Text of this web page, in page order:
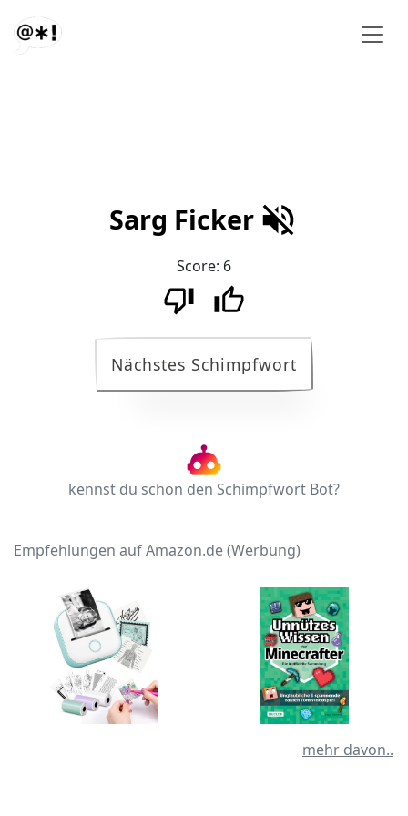
Sarg Ficker
Score: 6
Nächstes Schimpfwort
kennst du schon den Schimpfwort Bot?
Empfehlungen auf Amazon.de (Werbung)
mehr davon..